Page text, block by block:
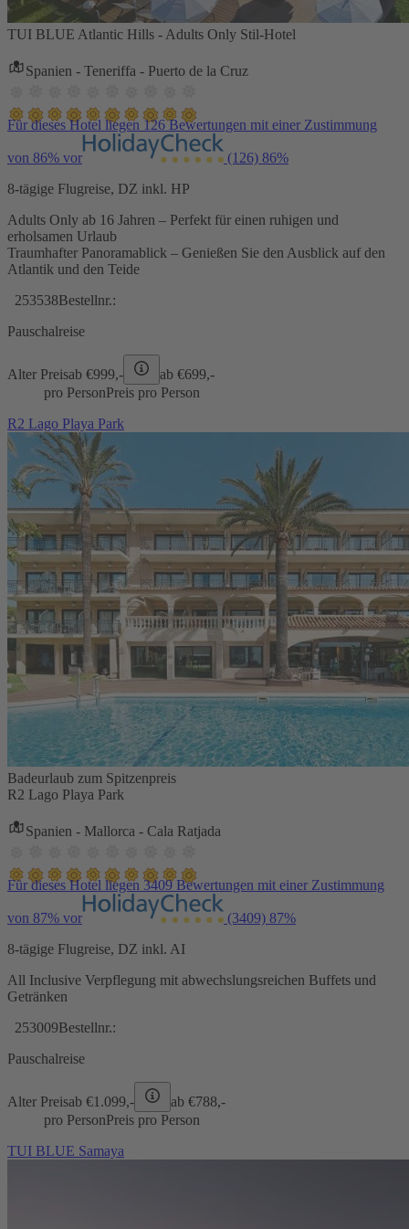
TUI BLUE Atlantic Hills - Adults Only Stil-Hotel
Spanien - Teneriffa - Puerto de la Cruz
Für dieses Hotel liegen 126 Bewertungen mit einer Zustimmung
von 86% vor (126) 86%
8-tägige Flugreise, DZ inkl. HP
Adults Only ab 16 Jahren – Perfekt für einen ruhigen und
erholsamen Urlaub
Traumhafter Panoramablick – Genießen Sie den Ausblick auf den
Atlantik und den Teide
253538Bestellnr.:
Pauschalreise
Alter Preisab €999,- ab €699,-
pro PersonPreis pro Person
R2 Lago Playa Park
Badeurlaub zum Spitzenpreis
R2 Lago Playa Park
Spanien - Mallorca - Cala Ratjada
Für dieses Hotel liegen 3409 Bewertungen mit einer Zustimmung
von 87% vor (3409) 87%
8-tägige Flugreise, DZ inkl. AI
All Inclusive Verpflegung mit abwechslungsreichen Buffets und
Getränken
253009Bestellnr.:
Pauschalreise
Alter Preisab €1.099,- ab €788,-
pro PersonPreis pro Person
TUI BLUE Samaya